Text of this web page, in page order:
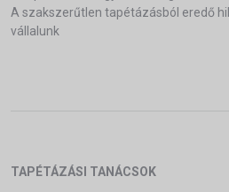
A szakszerűtlen tapétázásból eredő
vállalunk
TAPÉTÁZÁSI TANÁCSOK